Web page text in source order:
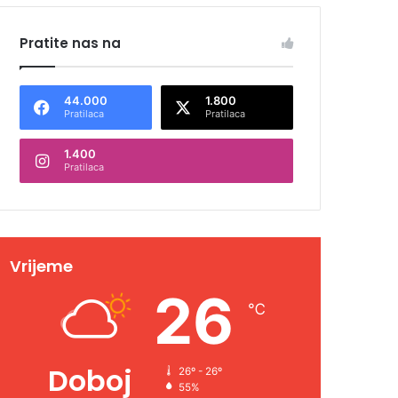
Pratite nas na
44.000
Pratilaca
1.800
Pratilaca
1.400
Pratilaca
Vrijeme
Doboj
26 ℃
26º - 26º
55%